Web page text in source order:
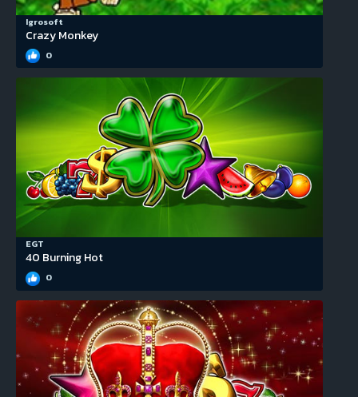
Igrosoft
Crazy Monkey
0
EGT
40 Burning Hot
0